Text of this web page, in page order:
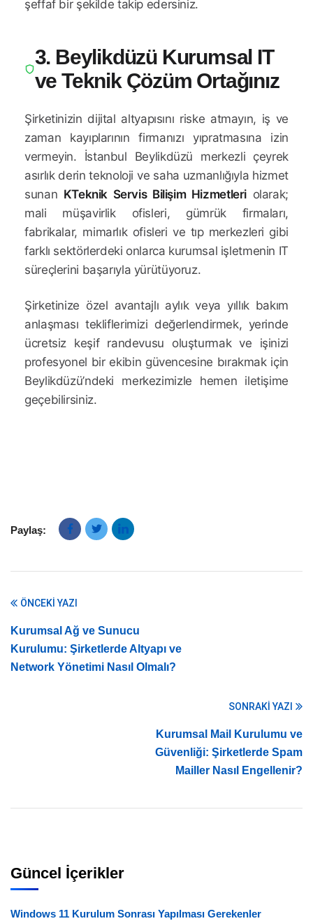
şeffaf bir şekilde takip edersiniz.
3. Beylikdüzü Kurumsal IT
ve Teknik Çözüm Ortağınız
Şirketinizin dijital altyapısını riske atmayın, iş ve
zaman kayıplarının firmanızı yıpratmasına izin
vermeyin. İstanbul Beylikdüzü merkezli çeyrek
asırlık derin teknoloji ve saha uzmanlığıyla hizmet
sunan KTeknik Servis Bilişim Hizmetleri olarak;
mali müşavirlik ofisleri, gümrük firmaları,
fabrikalar, mimarlık ofisleri ve tıp merkezleri gibi
farklı sektörlerdeki onlarca kurumsal işletmenin IT
süreçlerini başarıyla yürütüyoruz.
Şirketinize özel avantajlı aylık veya yıllık bakım
anlaşması tekliflerimizi değerlendirmek, yerinde
ücretsiz keşif randevusu oluşturmak ve işinizi
profesyonel bir ekibin güvencesine bırakmak için
Beylikdüzü’ndeki merkezimizle hemen iletişime
geçebilirsiniz.
Paylaş:
ÖNCEKI YAZI
Kurumsal Ağ ve Sunucu
Kurulumu: Şirketlerde Altyapı ve
Network Yönetimi Nasıl Olmalı?
SONRAKI YAZI
Kurumsal Mail Kurulumu ve
Güvenliği: Şirketlerde Spam
Mailler Nasıl Engellenir?
Güncel İçerikler
Windows 11 Kurulum Sonrası Yapılması Gerekenler